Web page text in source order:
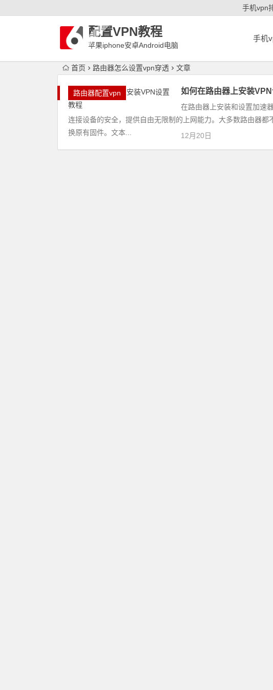
手机vpn
配置VPN教程
苹果iphone安卓Android电脑
手机
首页 路由器怎么设置vpn穿透 文章
路由器配置vpn 如何在路由器上安装
在路由器上安装和设置加速
连接设备的安全，提供自由无限制的上网能力。大多数路由器
换原有固件。文本...
12月20日